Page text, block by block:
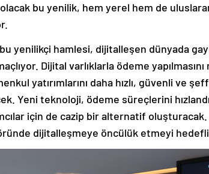
bu yenilik, hem yerel hem de
bu yenilikçi hamlesi, dijitalleşen dünyada
Dijital varlıklarla ödeme
yatırımlarını daha hızlı, güvenli ve
Yeni teknoloji, ödeme süreçlerini
için de cazip bir alternatif
dijitalleşmeye öncülük etmeyi